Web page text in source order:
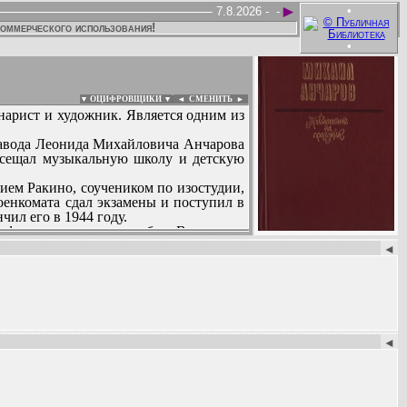
•
•
►
-
7.8.2026 -
использования!
▼ ОЦИФРОВЩИКИ ▼ ◄ СМЕНИТЬ ►
и художник. Является одним из
Леонида Михайловича Анчарова
музыкальную школу и детскую
Ракино, соучеником по изостудии,
сдал экзамены и поступил в
его в 1944 году.
фронт, проходил службу в Воздушно-
года откомандирован в Москву.
советскому телесериалу «День за
:
◄
◄